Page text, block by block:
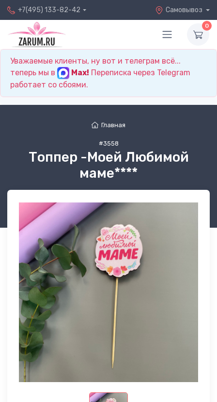
+7(495) 133-82-42 Самовывоз
0
Уважаемые клиенты, ну вот и телеграм всё...
теперь мы в
Max! Переписка через Telegram
работает со сбоями.
Главная
#3558
Топпер -Моей Любимой
маме****